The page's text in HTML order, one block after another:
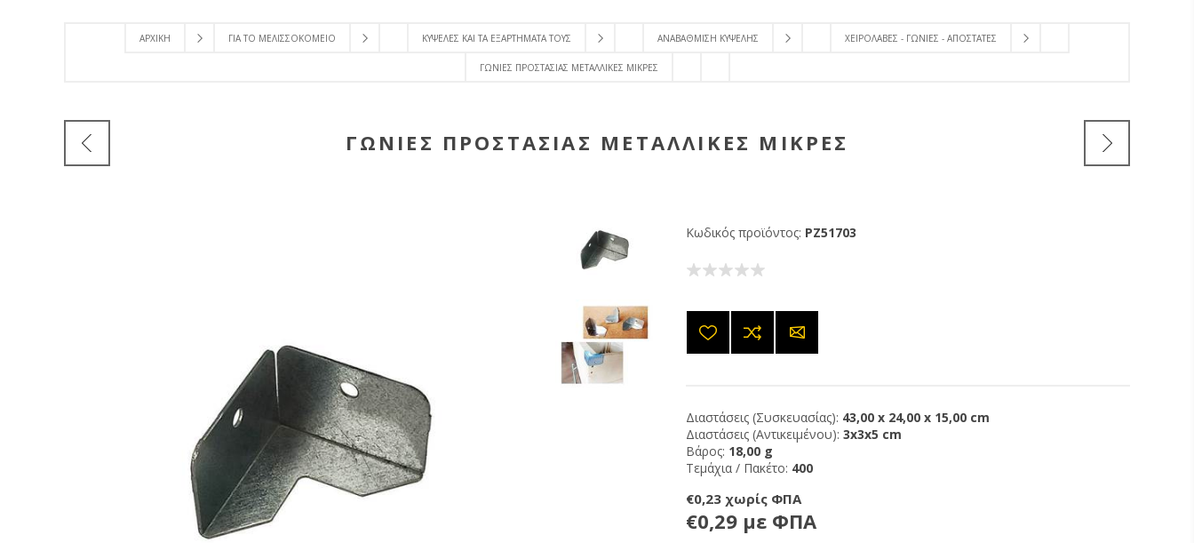
ΑΡΧΙΚΉ ΓΙΑ ΤΟ ΜΕΛΙΣΣΟΚΟΜΕΊΟ ΚΥΨΈΛΕΣ ΚΑΙ ΤΑ ΕΞΑΡΤΉΜΑΤΑ ΤΟΥΣ ΑΝΑΒΆΘΜΙΣΗ ΚΥΨΈΛΗΣ ΧΕΙΡΟΛΑΒΈΣ - ΓΩΝΊΕΣ - ΑΠΟΣΤΆΤΕΣ
ΓΩΝΊΕΣ ΠΡΟΣΤΑΣΊΑΣ ΜΕΤΑΛΛΙΚΈΣ ΜΙΚΡΕΣ
ΓΩΝΊΕΣ ΠΡΟΣΤΑΣΊΑΣ ΜΕΤΑΛΛΙΚΈΣ ΜΙΚΡΕΣ
Κωδικός προϊόντος: PZ51703
Διαστάσεις (Συσκευασίας): 43,00 x 24,00 x 15,00 cm
Διαστάσεις (Αντικειμένου): 3x3x5 cm
Βάρος: 18,00 g
Τεμάχια / Πακέτο: 400
€0,23 χωρίς ΦΠΑ
€0,29 με ΦΠΑ